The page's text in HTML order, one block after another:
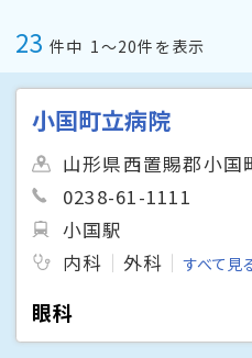
23 件中 1〜20件を表示
小国町立病院
山形県西置賜郡小国
0238-61-1111
小国駅
内科
外科 すべて見
眼科